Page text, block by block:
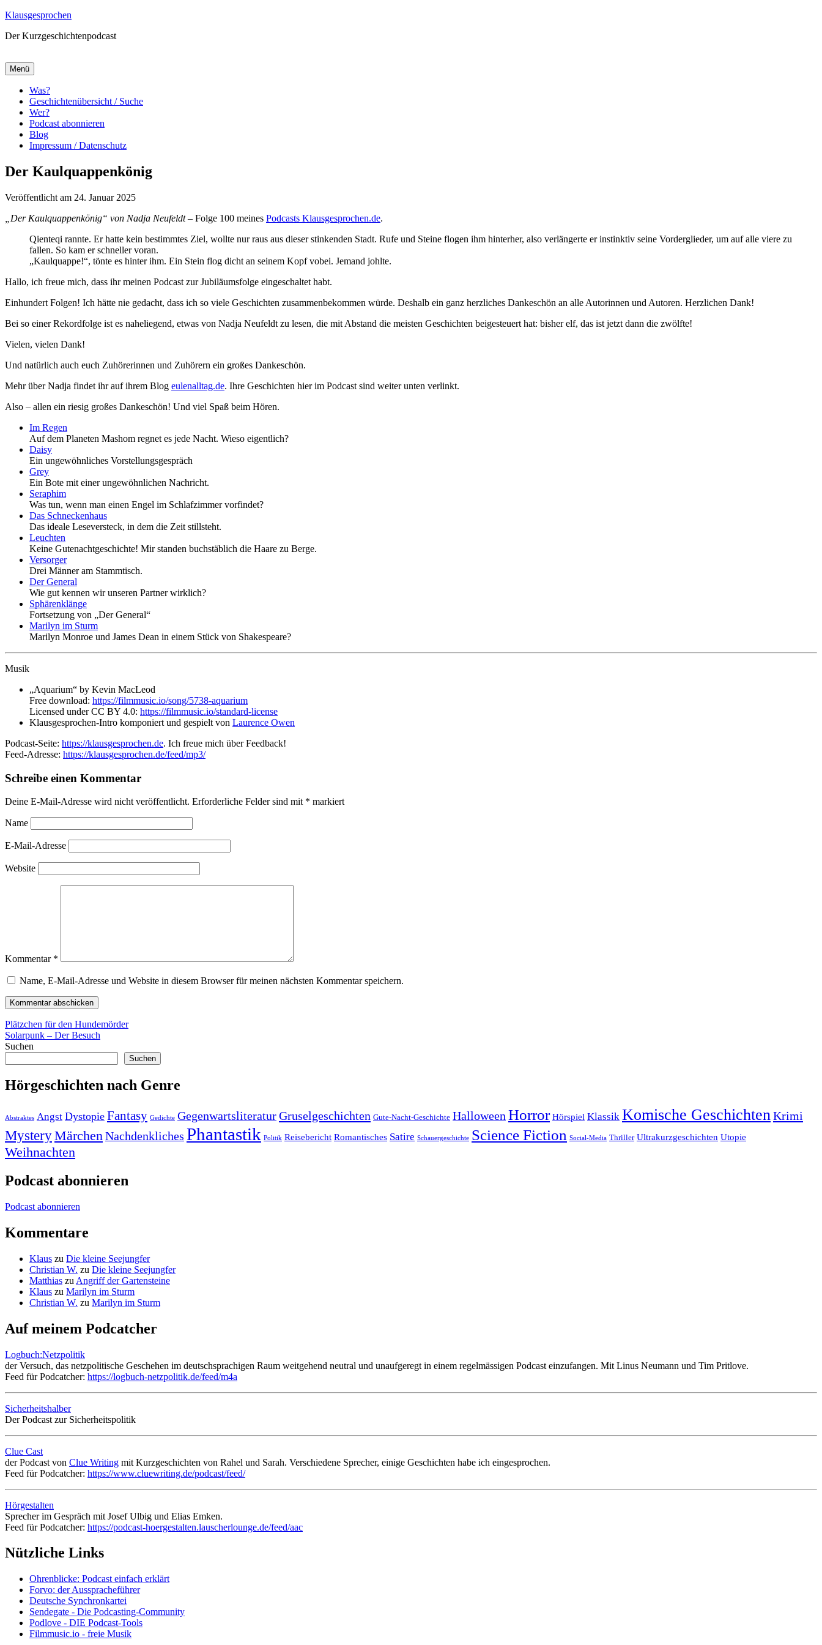
Zum
springen
Klausgesprochen
Der Kurzgeschichtenpodcast
Menü
Was?
Geschichtenübersicht / Suche
Wer?
Podcast abonnieren
Blog
Impressum / Datenschutz
Der Kaulquappenkönig
Veröffentlicht am 24. Januar 2025
„Der Kaulquappenkönig“ von Nadja Neufeldt– Folge 100 meines Podcasts Klausgesprochen.de.
Qienteqi rannte. Er hatte kein bestimmtes Ziel, wollte nur raus aus dieser stinkenden Stadt. Rufe und Steine flogen ihm hinterher, also verlängerte er instinktiv seine Vorderglieder, um auf alle viere zu
fallen. So kam er schneller voran.
„Kaulquappe!“, tönte es hinter ihm. Ein Stein flog dicht an seinem Kopf vobei. Jemand johlte.
Hallo, ich freue mich, dass ihr meinen Podcast zur Jubiläumsfolge eingeschaltet habt.
Einhundert Folgen! Ich hätte nie gedacht, dass ich so viele Geschichten zusammenbekommen würde. Deshalb ein ganz herzliches Dankeschön an alle Autorinnen und Autoren. Herzlichen Dank!
Bei so einer Rekordfolge ist es naheliegend, etwas von Nadja Neufeldt zu lesen, die mit Abstand die meisten Geschichten beigesteuert hat: bisher elf, das ist jetzt dann die zwölfte!
Vielen, vielen Dank!
Und natürlich auch euch Zuhörerinnen und Zuhörern ein großes Dankeschön.
Mehr über Nadja findet ihr auf ihrem Blog eulenalltag.de. Ihre Geschichten hier im Podcast sind weiter unten verlinkt.
Also – allen ein riesig großes Dankeschön! Und viel Spaß beim Hören.
Im Regen
Auf dem Planeten Mashom regnet es jede Nacht. Wieso eigentlich?
Daisy
Ein ungewöhnliches Vorstellungsgespräch
Grey
Ein Bote mit einer ungewöhnlichen Nachricht.
Seraphim
Was tun, wenn man einen Engel im Schlafzimmer vorfindet?
Das Schneckenhaus
Das ideale Leseversteck, in dem die Zeit stillsteht.
Leuchten
Keine Gutenachtgeschichte! Mir standen buchstäblich die Haare zu Berge.
Versorger
Drei Männer am Stammtisch.
Der General
Wie gut kennen wir unseren Partner wirklich?
Sphärenklänge
Fortsetzung von „Der General“
Marilyn im Sturm
Marilyn Monroe und James Dean in einem Stück von Shakespeare?
Musik
„Aquarium“ by Kevin MacLeod
Free download: https://filmmusic.io/song/5738-aquarium
Licensed under CC BY 4.0: https://filmmusic.io/standard-license
Klausgesprochen-Intro komponiert und gespielt von Laurence Owen
Podcast-Seite: https://klausgesprochen.de. Ich freue mich über Feedback!
Feed-Adresse: https://klausgesprochen.de/feed/mp3/
Schreibe einen Kommentar
Deine E-Mail-Adresse wird nicht veröffentlicht. Erforderliche Felder sind mit * markiert
Name
E-Mail-Adresse
Website
Kommentar *
Name, E-Mail-Adresse und Website in diesem Browser für meinen nächsten Kommentar speichern.
Beitragsnavigation
Vorheriger
Beitrag:
Plätzchen für den Hundemörder
Nächster
Beitrag:
Solarpunk – Der Besuch
Suchen
Suchen
Hörgeschichten nach Genre
Abstraktes Angst Dystopie Fantasy Gedichte GegenwartsliteraturGruselgeschichten Gute-Nacht-Geschichte Halloween Horror Hörspiel Klassik Komische GeschichtenKrimi
MysteryMärchenNachdenkliches Phantastik Politik Reisebericht Romantisches Satire Schauergeschichte Science Fiction Social-Media Thriller Ultrakurzgeschichten Utopie
Weihnachten
Podcast abonnieren
Podcast abonnieren
Kommentare
Klaus zu Die kleine Seejungfer
Christian W. zu Die kleine Seejungfer
Matthias zu Angriff der Gartensteine
Klaus zu Marilyn im Sturm
Christian W. zu Marilyn im Sturm
Auf meinem Podcatcher
Logbuch:Netzpolitik
der Versuch, das netzpolitische Geschehen im deutschsprachigen Raum weitgehend neutral und unaufgeregt in einem regelmässigen Podcast einzufangen. Mit Linus Neumann und Tim Pritlove.
Feed für Podcatcher: https://logbuch-netzpolitik.de/feed/m4a
Sicherheitshalber
Der Podcast zur Sicherheitspolitik
Clue Cast
der Podcast von Clue Writing mit Kurzgeschichten von Rahel und Sarah. Verschiedene Sprecher, einige Geschichten habe ich eingesprochen.
Feed für Podcatcher: https://www.cluewriting.de/podcast/feed/
Hörgestalten
Sprecher im Gespräch mit Josef Ulbig und Elias Emken.
Feed für Podcatcher: https://podcast-hoergestalten.lauscherlounge.de/feed/aac
Nützliche Links
Ohrenblicke: Podcast einfach erklärt
Forvo: der Ausspracheführer
Deutsche Synchronkartei
Sendegate - Die Podcasting-Community
Podlove - DIE Podcast-Tools
Filmmusic.io - freie Musik